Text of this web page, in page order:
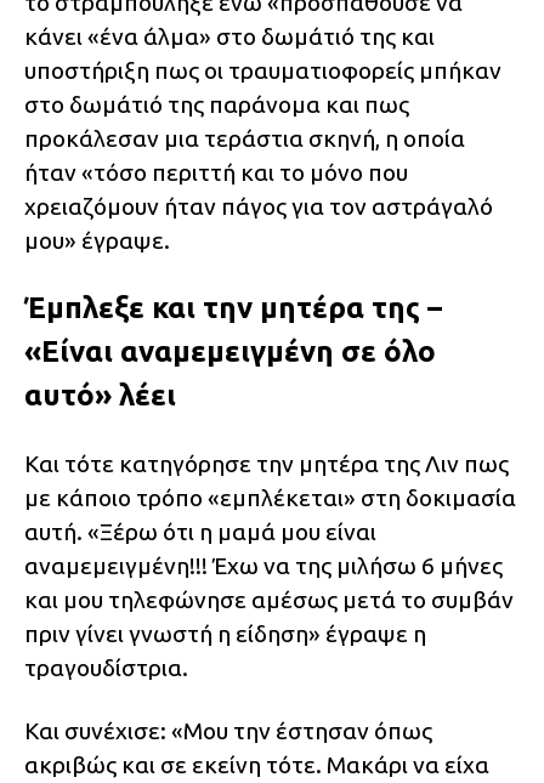
κάνει «ένα άλμα» στο δωμάτιό της και
υποστήριξη πως οι τραυματιοφορείς μπήκαν
στο δωμάτιό της παράνομα και πως
προκάλεσαν μια τεράστια σκηνή, η οποία
ήταν «τόσο περιττή και το μόνο που
χρειαζόμουν ήταν πάγος για τον αστράγαλό
μου» έγραψε.
Έμπλεξε και την μητέρα της –
«Είναι αναμεμειγμένη σε όλο
αυτό» λέει
Και τότε κατηγόρησε την μητέρα της Λιν πως
με κάποιο τρόπο «εμπλέκεται» στη δοκιμασία
αυτή. «Ξέρω ότι η μαμά μου είναι
αναμεμειγμένη!!! Έχω να της μιλήσω 6 μήνες
και μου τηλεφώνησε αμέσως μετά το συμβάν
πριν γίνει γνωστή η είδηση» έγραψε η
τραγουδίστρια.
Και συνέχισε: «Μου την έστησαν όπως
ακριβώς και σε εκείνη τότε. Μακάρι να είχα